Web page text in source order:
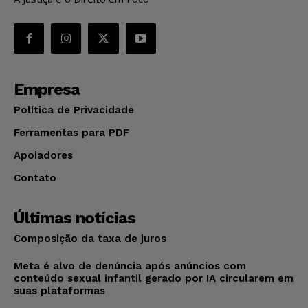
Empresa
Política de Privacidade
Ferramentas para PDF
Apoiadores
Contato
Últimas notícias
Composição da taxa de juros
Meta é alvo de denúncia após anúncios com
conteúdo sexual infantil gerado por IA circularem em
suas plataformas